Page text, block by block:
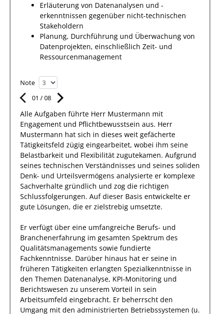
Erläuterung von Datenanalysen und -
erkenntnissen gegenüber nicht-technischen
Stakeholdern
Planung, Durchführung und Überwachung von
Datenprojekten, einschließlich Zeit- und
Ressourcenmanagement
Note
01 /08
Alle Aufgaben führte Herr Mustermann mit
Engagement und Pflichtbewusstsein aus. Herr
Mustermann hat sich in dieses weit gefächerte
Tätigkeitsfeld zügig eingearbeitet, wobei ihm seine
Belastbarkeit und Flexibilität zugutekamen. Aufgrund
seines technischen Verständnisses und seines soliden
Denk- und Urteilsvermögens analysierte er komplexe
Sachverhalte gründlich und zog die richtigen
Schlussfolgerungen. Auf dieser Basis entwickelte er
gute Lösungen, die er zielstrebig umsetzte.
Er verfügt über eine umfangreiche Berufs- und
Branchenerfahrung im gesamten Spektrum des
Qualitätsmanagements sowie fundierte
Fachkenntnisse. Darüber hinaus hat er seine in
früheren Tätigkeiten erlangten Spezialkenntnisse in
den Themen Datenanalyse, KPI-Monitoring und
Berichtswesen zu unserem Vorteil in sein
Arbeitsumfeld eingebracht. Er beherrscht den
Umgang mit den administrierten Betriebssystemen (u.